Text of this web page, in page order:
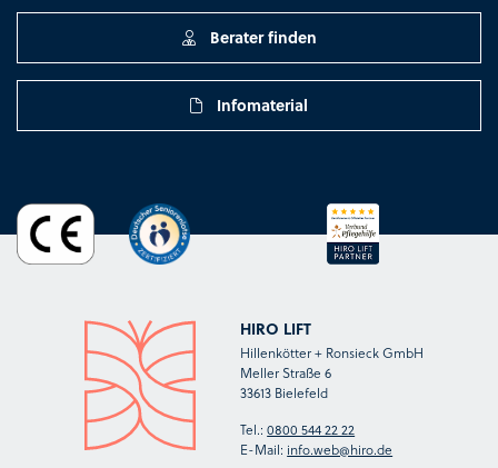
Berater finden
Infomaterial
HIRO LIFT
Hillenkötter + Ronsieck GmbH
Meller Straße 6
33613 Bielefeld
Tel.:0800 544 22 22
E-Mail: info.web@hiro.de